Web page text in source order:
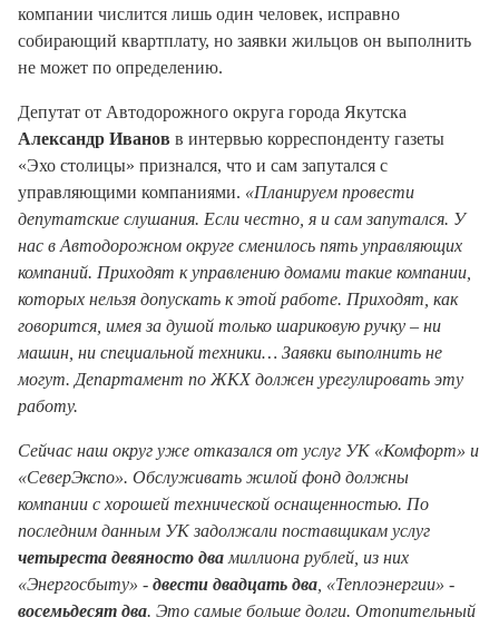
компании числится лишь один человек, исправно
собирающий квартплату, но заявки жильцов он выполнить
не может по определению.
Депутат от Автодорожного округа города Якутска
Александр Иванов в интервью корреспонденту газеты
«Эхо столицы» признался, что и сам запутался с
управляющими компаниями. «Планируем провести
депутатские слушания. Если честно, я и сам запутался. У
нас в Автодорожном округе сменилось пять управляющих
компаний. Приходят к управлению домами такие компании,
которых нельзя допускать к этой работе. Приходят, как
говорится, имея за душой только шариковую ручку – ни
машин, ни специальной техники… Заявки выполнить не
могут. Департамент по ЖКХ должен урегулировать эту
работу.
Сейчас наш округ уже отказался от услуг УК «Комфорт» и
«СеверЭкспо». Обслуживать жилой фонд должны
компании с хорошей технической оснащенностью. По
последним данным УК задолжали поставщикам услуг
четыреста девяносто два миллиона рублей, из них
«Энергосбыту» - двести двадцать два , «Теплоэнергии» -
восемьдесят два. Это самые больше долги. Отопительный